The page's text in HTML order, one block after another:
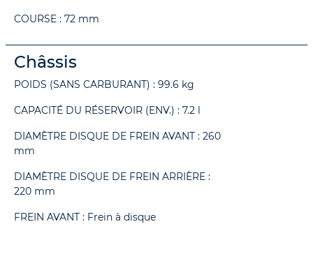
COURSE : 72 mm
Châssis
POIDS (SANS CARBURANT) : 99.6 kg
CAPACITÉ DU RÉSERVOIR (ENV.) : 7.2 l
DIAMÈTRE DISQUE DE FREIN AVANT : 260
mm
DIAMÈTRE DISQUE DE FREIN ARRIÈRE :
220 mm
FREIN AVANT : Frein à disque